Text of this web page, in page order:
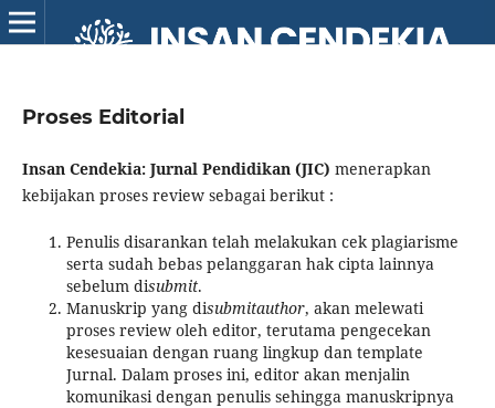
Proses Editorial
Insan Cendekia: Jurnal Pendidikan (JIC) menerapkan
kebijakan proses review sebagai berikut :
Penulis disarankan telah melakukan cek plagiarisme
serta sudah bebas pelanggaran hak cipta lainnya
sebelum disubmit.
Manuskrip yang disubmitauthor, akan melewati
proses review oleh editor, terutama pengecekan
kesesuaian dengan ruang lingkup dan template
Jurnal. Dalam proses ini, editor akan menjalin
komunikasi dengan penulis sehingga manuskripnya